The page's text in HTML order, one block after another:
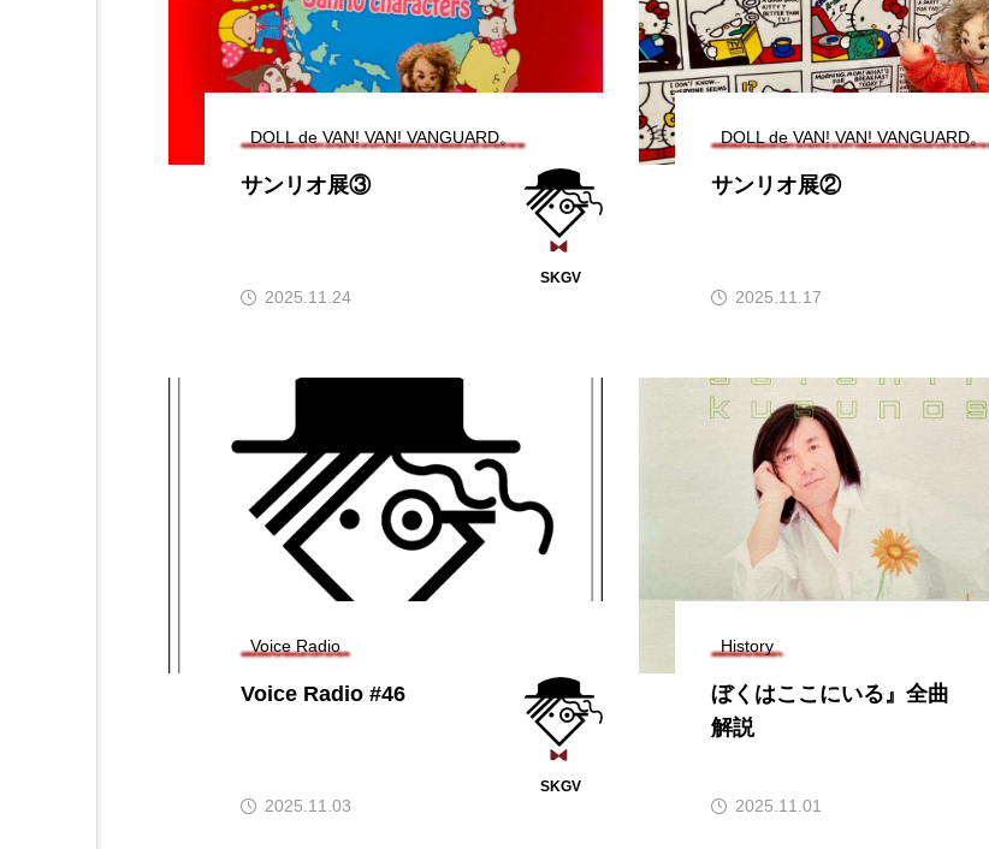
DOLL de VAN! VAN! VANGUARD。
サンリオ展③
SKGV
2025.11.24
DOLL de VAN! VAN! VANGUARD。
サンリオ展②
2025.11.17
Voice Radio
Voice Radio #46
SKGV
2025.11.03
History
ぼくはここにいる』全曲
解説
2025.11.01